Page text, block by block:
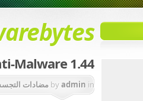
Malware 1.44
byadmin in مضادات